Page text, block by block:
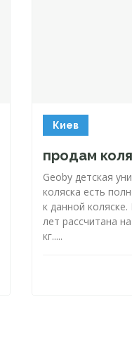
Киев
продам
Geoby детская
коляска есть
к данной
лет рассчитана
кг.....